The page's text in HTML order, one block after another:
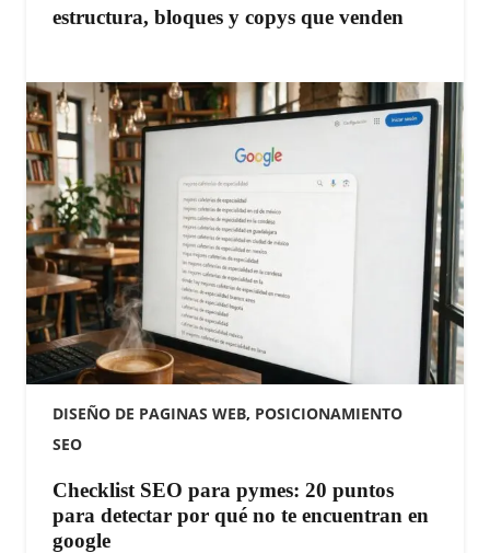
estructura, bloques y copys que venden
DISEÑO DE PAGINAS WEB, POSICIONAMIENTO
SEO
Checklist SEO para pymes: 20 puntos
para detectar por qué no te encuentran en
google